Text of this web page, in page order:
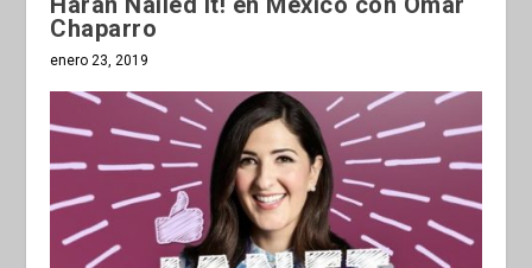
Chaparro
enero 23, 2019